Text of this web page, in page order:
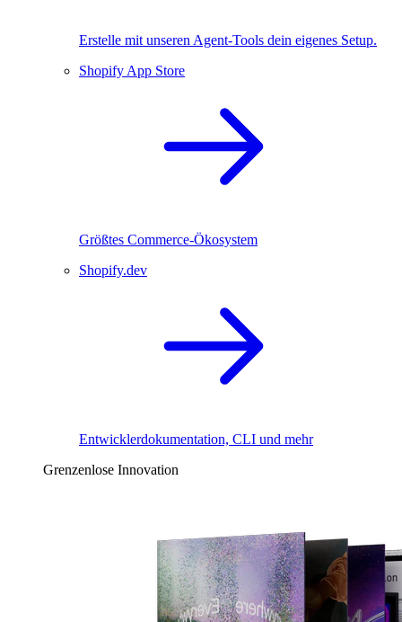
Erstelle mit unseren Agent-Tools dein eigenes Setup.
Shopify App Store
Größtes Commerce-Ökosystem
Shopify.dev
Entwicklerdokumentation, CLI und mehr
Grenzenlose Innovation